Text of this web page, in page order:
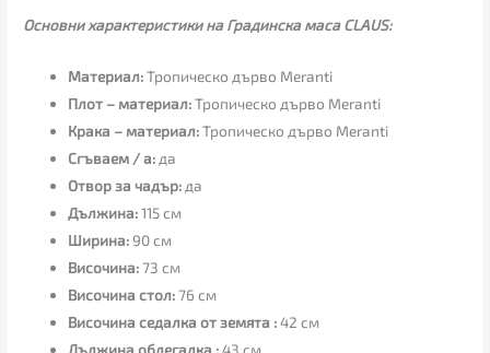
Основни характеристики на Градинска маса CLAUS:
Материал:Тропическо дърво Meranti
Плот – материал:Тропическо дърво Meranti
Крака – материал:Тропическо дърво Meranti
Сгъваем / а: да
Oтвор за чадър: да
Дължина:115 см
Ширина:90 см
Височина:73 см
Височина стол:76 см
Височина седалка от земята :42 см